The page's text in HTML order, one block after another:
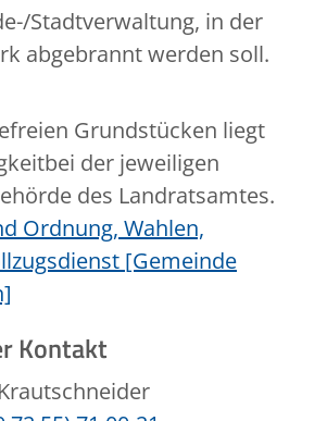
Stadtverwaltung, in der
abgebrannt werden soll.
Grundstücken liegt
der jeweiligen
des Landratsamtes.
Ordnung, Wahlen,
[Gemeinde
Kontakt
Krautschneider